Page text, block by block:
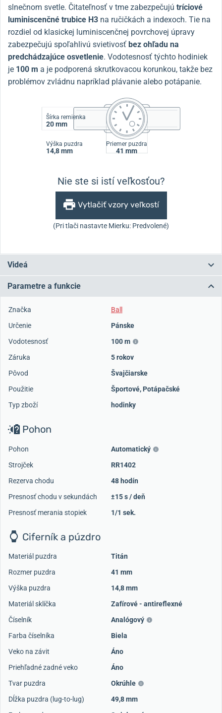
slnečnom svetle. Čitateľnosť v tme zabezpečujú tríciové
luminiscenčné trubice H3 na ručičkách a indexoch. Tie na
rozdiel od klasickej luminiscenčnej povrchovej úpravy
zabezpečujú spoľahlivú svietivosť bez ohľadu na
predchádzajúce osvetlenie. Vodotesnosť týchto hodiniek
je 100 m a je podporená skrutkovacou korunkou, takže bez
problémov zvládnu napríklad plávanie alebo potápanie.
Šírka remienka
20 mm
Výška puzdra
14,8 mm
Priemer puzdra
41 mm
Nie ste si istí veľkosťou?
Vytlačiť vzory veľkostí
(Pri tlači nastavte Mierku: Predvolené)
Videá
Parametre a funkcie
Značka
Ball
Určenie
Pánske
Vodotesnosť
100 m
Záruka
5 rokov
Pôvod
Švajčiarske
Použitie
Športové, Potápačské
Typ zboží
hodinky
Pohon
Pohon
Automatický
Strojček
RR1402
Rezerva chodu
48 hodín
Presnosť chodu v sekundách
±15 s / deň
Presnosť merania stopiek
1/1 sek.
Ciferník a púzdro
Materiál puzdra
Titán
Rozmer puzdra
41 mm
Výška puzdra
14,8 mm
Materiál sklíčka
Zafírové - antireflexné
Číselník
Analógový
Farba číselníka
Biela
Veko na závit
Áno
Priehľadné zadné veko
Áno
Tvar puzdra
Okrúhle
Dĺžka puzdra (lug-to-lug)
49,8 mm